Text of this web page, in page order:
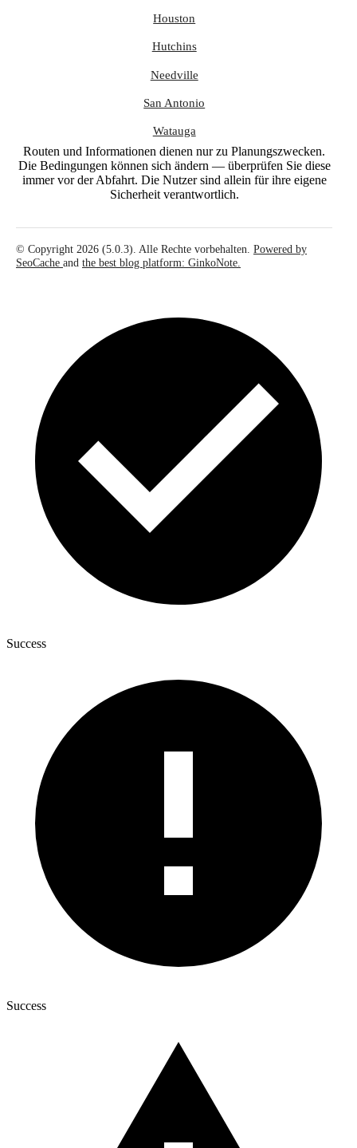
Houston
Hutchins
Needville
San Antonio
Watauga
Routen und Informationen dienen nur zu Planungszwecken.
Die Bedingungen können sich ändern — überprüfen Sie diese
immer vor der Abfahrt. Die Nutzer sind allein für ihre eigene
Sicherheit verantwortlich.
© Copyright 2026 (5.0.3). Alle Rechte vorbehalten. Powered by
SeoCache and the best blog platform: GinkoNote.
Success
Success